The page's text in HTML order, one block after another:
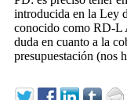
introducida en la Ley
conocido como RD-L
duda en cuanto a la
presupuestación (nos